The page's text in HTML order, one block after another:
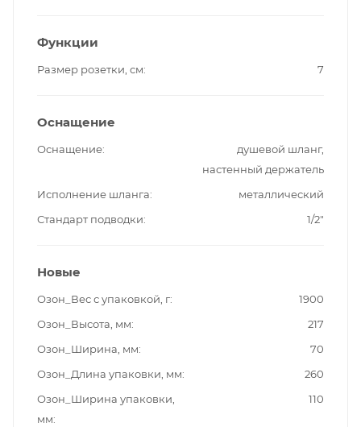
Функции
Размер розетки, см 7
Оснащение
Оснащение
душевой шланг,
настенный держатель
Исполнение шланга
металлический
Стандарт подводки
1/2"
Новые
Озон_Вес с упаковкой, г
1900
Озон_Высота, мм
217
Озон_Ширина, мм
70
Озон_Длина упаковки, мм
260
Озон_Ширина упаковки,
мм
110